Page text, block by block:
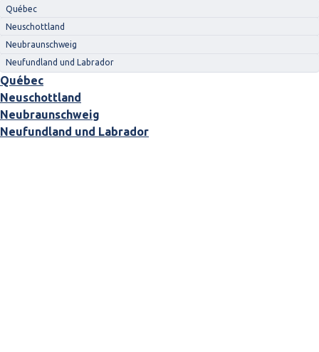
Québec
Neuschottland
Neubraunschweig
Neufundland und Labrador
Québec
Neuschottland
Neubraunschweig
Neufundland und Labrador